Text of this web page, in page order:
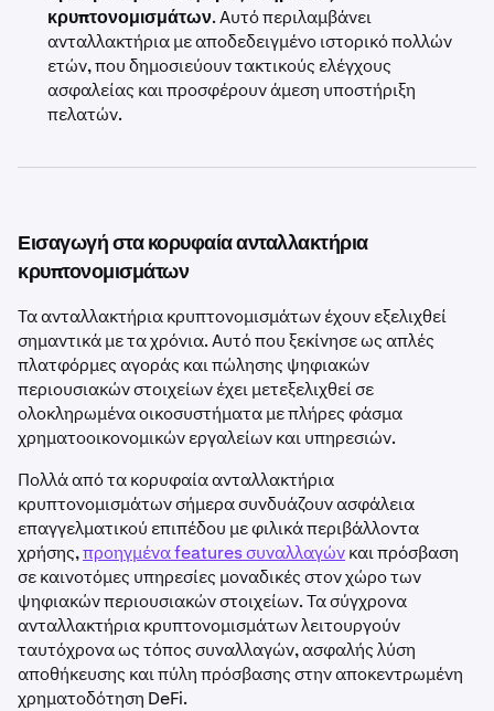
κρυπτονομισμάτων. Αυτό περιλαμβάνει
ανταλλακτήρια με αποδεδειγμένο ιστορικό πολλών
ετών, που δημοσιεύουν τακτικούς ελέγχους
ασφαλείας και προσφέρουν άμεση υποστήριξη
πελατών.
Εισαγωγή στα κορυφαία ανταλλακτήρια
κρυπτονομισμάτων
Τα ανταλλακτήρια κρυπτονομισμάτων έχουν εξελιχθεί
σημαντικά με τα χρόνια. Αυτό που ξεκίνησε ως απλές
πλατφόρμες αγοράς και πώλησης ψηφιακών
περιουσιακών στοιχείων έχει μετεξελιχθεί σε
ολοκληρωμένα οικοσυστήματα με πλήρες φάσμα
χρηματοοικονομικών εργαλείων και υπηρεσιών.
Πολλά από τα κορυφαία ανταλλακτήρια
κρυπτονομισμάτων σήμερα συνδυάζουν ασφάλεια
επαγγελματικού επιπέδου με φιλικά περιβάλλοντα
χρήσης,προηγμένα features συναλλαγώνκαι πρόσβαση
σε καινοτόμες υπηρεσίες μοναδικές στον χώρο των
ψηφιακών περιουσιακών στοιχείων. Τα σύγχρονα
ανταλλακτήρια κρυπτονομισμάτων λειτουργούν
ταυτόχρονα ως τόπος συναλλαγών, ασφαλής λύση
αποθήκευσης και πύλη πρόσβασης στην αποκεντρωμένη
χρηματοδότηση DeFi.